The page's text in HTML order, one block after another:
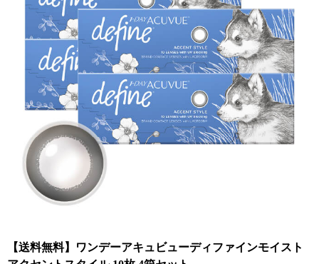
【送料無料】ワンデーアキュビューディファインモイスト